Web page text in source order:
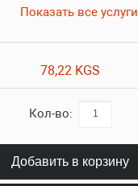
Показать все услуги
78,22 KGS
Кол-во:
Добавить в корзину